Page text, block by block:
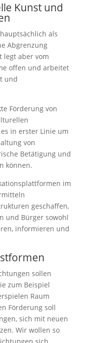
Kunst und
als
Abgrenzung
legt aber vom
offen und arbeitet
und
Förderung von
in erster Linie um
von
Betätigung und
können.
im
geschaffen,
und Bürger sowohl
informieren und
sollen
zum Beispiel
Raum
Förderung soll
sich mit neuen
Wir wollen so